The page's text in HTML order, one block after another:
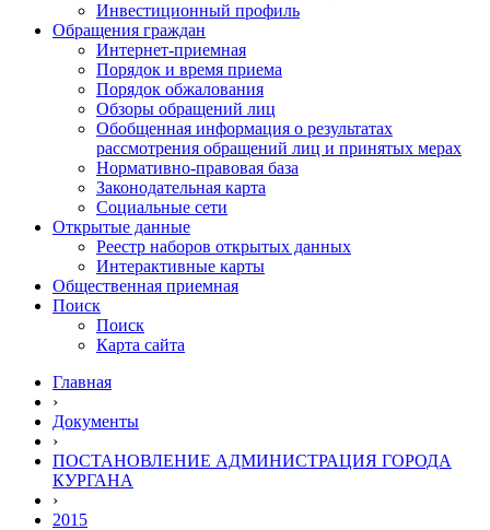
Инвестиционный профиль
Обращения граждан
Интернет-приемная
Порядок и время приема
Порядок обжалования
Обзоры обращений лиц
Обобщенная информация о результатах
рассмотрения обращений лиц и принятых мерах
Нормативно-правовая база
Законодательная карта
Социальные сети
Открытые данные
Реестр наборов открытых данных
Интерактивные карты
Общественная приемная
Поиск
Поиск
Карта сайта
Главная
›
Документы
›
ПОСТАНОВЛЕНИЕ АДМИНИСТРАЦИЯ ГОРОДА
КУРГАНА
›
2015